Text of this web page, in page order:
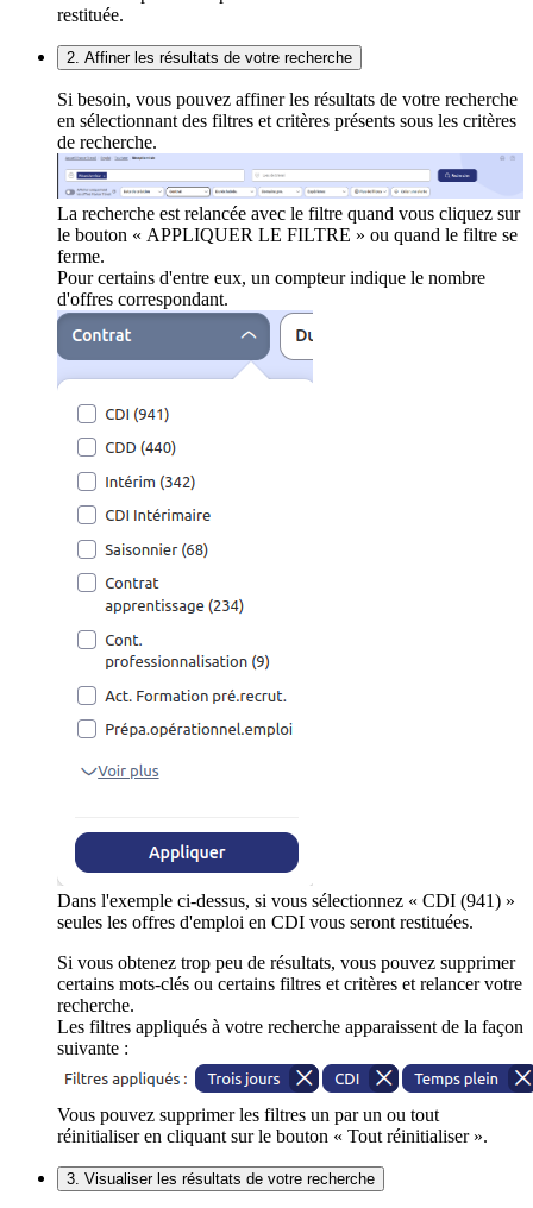
restituée.
2. Affiner les résultats de votre recherche
Si besoin, vous pouvez affiner les résultats de votre recherche
en sélectionnant des filtres et critères présents sous les critères
de recherche.
La recherche est relancée avec le filtre quand vous cliquez sur
le bouton « APPLIQUER LE FILTRE » ou quand le filtre se
ferme.
Pour certains d'entre eux, un compteur indique le nombre
d'offres correspondant.
Dans l'exemple ci-dessus, si vous sélectionnez « CDI (941) »
seules les offres d'emploi en CDI vous seront restituées.
Si vous obtenez trop peu de résultats, vous pouvez supprimer
certains mots-clés ou certains filtres et critères et relancer votre
recherche.
Les filtres appliqués à votre recherche apparaissent de la façon
suivante :
Vous pouvez supprimer les filtres un par un ou tout
réinitialiser en cliquant sur le bouton « Tout réinitialiser ».
3. Visualiser les résultats de votre recherche